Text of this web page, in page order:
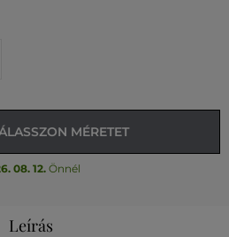
MÉRETET
08. 12. Önnél
Leírás